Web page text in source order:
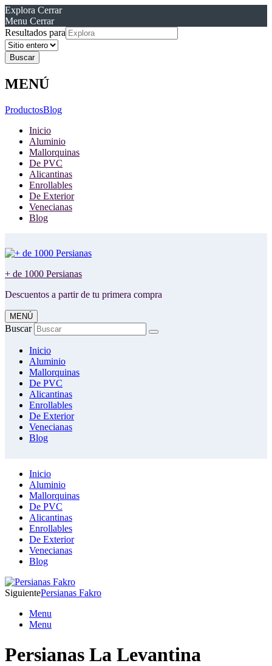
Explora Cerrar
Menu Cerrar
Resultados para
MENÚ
ProductosBlog
Inicio
Aluminio
Mallorquinas
De PVC
Alicantinas
Enrollables
De Exterior
Venecianas
Blog
+ de 1000 Persianas
Descuentos a partir de tu primera compra
MENÚ
Buscar
Inicio
Aluminio
Mallorquinas
De PVC
Alicantinas
Enrollables
De Exterior
Venecianas
Blog
Inicio
Aluminio
Mallorquinas
De PVC
Alicantinas
Enrollables
De Exterior
Venecianas
Blog
SiguientePersianas Fakro
Menu
Menu
Persianas La Levantina